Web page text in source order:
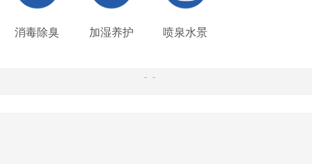
消毒除臭 加湿养护 喷泉水景